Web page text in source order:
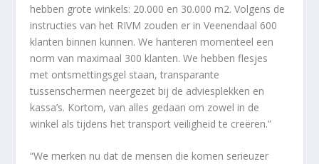
hebben grote winkels: 20.000 en 30.000 m2. Volgens de
instructies van het RIVM zouden er in Veenendaal 600
klanten binnen kunnen. We hanteren momenteel een
norm van maximaal 300 klanten. We hebben flesjes
met ontsmettingsgel staan, transparante
tussenschermen neergezet bij de adviesplekken en
kassa’s. Kortom, van alles gedaan om zowel in de
winkel als tijdens het transport veiligheid te creëren.”
“We merken nu dat de mensen die komen serieuzer